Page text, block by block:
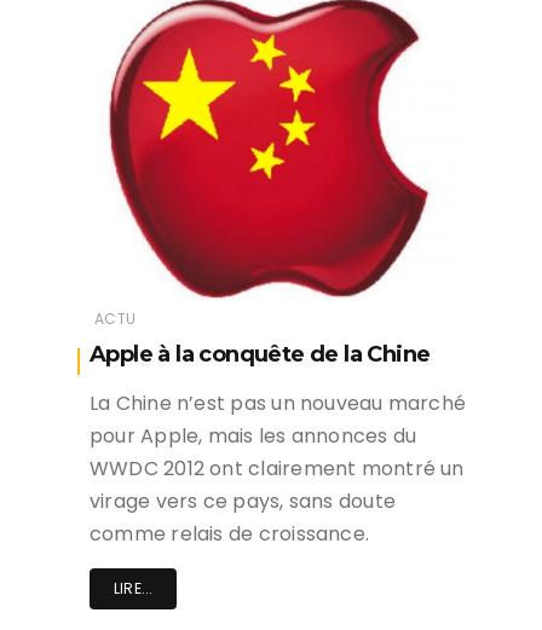
ACTU
Apple à la conquête de la Chine
La Chine n’est pas un nouveau marché
pour Apple, mais les annonces du
WWDC 2012 ont clairement montré un
virage vers ce pays, sans doute
comme relais de croissance.
LIRE...